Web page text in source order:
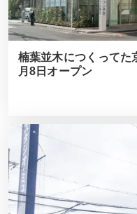
楠葉並木につくってた
月8日オープン